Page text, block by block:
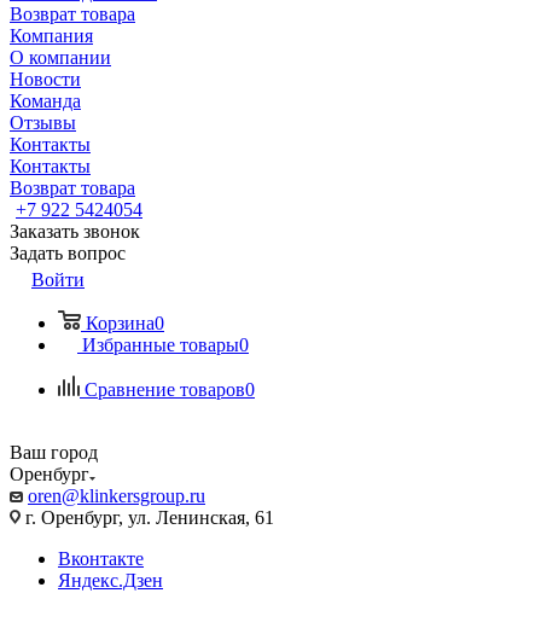
Возврат товара
Компания
О компании
Новости
Команда
Отзывы
Контакты
Контакты
Возврат товара
+7 922 5424054
Заказать звонок
Задать вопрос
Войти
Корзина0
Избранные товары0
Сравнение товаров0
Ваш город
Оренбург
oren@klinkersgroup.ru
г. Оренбург, ул. Ленинская, 61
Вконтакте
Яндекс.Дзен